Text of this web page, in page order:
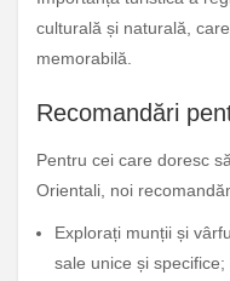
culturală și naturală,
memorabilă.
Recomandări
Pentru cei care doresc
Orientali, noi
Explorați munții și
sale unice și specifice;